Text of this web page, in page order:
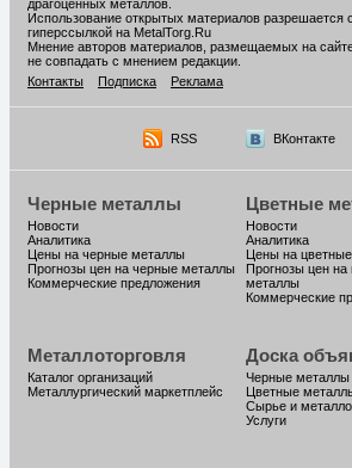
драгоценных металлов.
Использование открытых материалов разрешается
гиперссылкой на MetalTorg.Ru
Мнение авторов материалов, размещаемых на
не совпадать с мнением редакции.
Контакты
Подписка Реклама
RSS ВКонтакте
Черные металлы
Новости
Аналитика
Цены на черные металлы
Прогнозы цен на черные металлы
Коммерческие предложения
Цветные
Новости
Аналитика
Цены на
Прогнозы цен на
металлы
Коммерческие
Металлоторговля
Каталог организаций
Металлургический маркетплейс
Доска
Черные металлы
Цветные
Сырье и
Услуги